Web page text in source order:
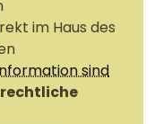
im Haus des
sind
rechtliche